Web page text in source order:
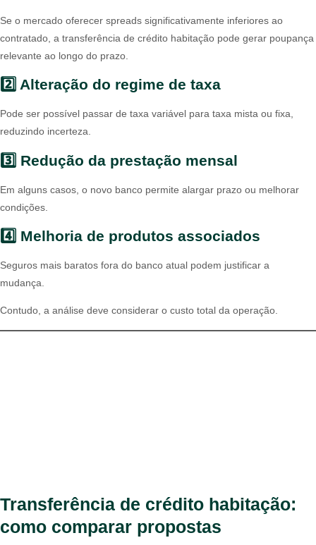
Se o mercado oferecer spreads significativamente inferiores ao
contratado, a transferência de crédito habitação pode gerar poupança
relevante ao longo do prazo.
2️⃣ Alteração do regime de taxa
Pode ser possível passar de taxa variável para taxa mista ou fixa,
reduzindo incerteza.
3️⃣ Redução da prestação mensal
Em alguns casos, o novo banco permite alargar prazo ou melhorar
condições.
4️⃣ Melhoria de produtos associados
Seguros mais baratos fora do banco atual podem justificar a
mudança.
Contudo, a análise deve considerar o custo total da operação.
Transferência de crédito habitação:
como comparar propostas